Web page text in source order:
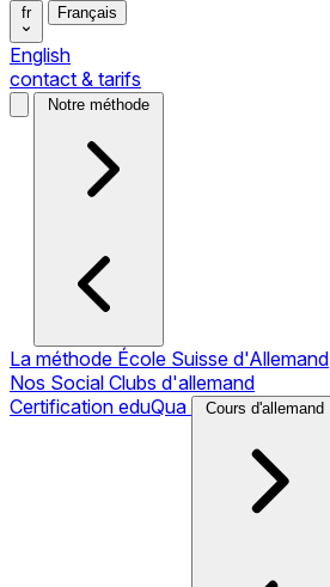
fr Français
English
contact & tarifs
Notre méthode
La méthode École Suisse d'Allemand
Nos Social Clubs d'allemand
Certification eduQua
Cours d'allemand